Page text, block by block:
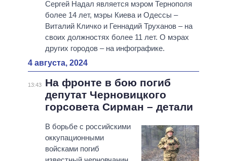
Сергей Надал является мэром Тернополя
более 14 лет, мэры Киева и Одессы –
Виталий Кличко и Геннадий Труханов – на
своих должностях более 11 лет. О мэрах
других городов – на инфографике.
4 августа, 2024
13:43
На фронте в бою погиб
депутат Черновицкого
горсовета Сирман – детали
В борьбе с российскими
оккупационными
войсками погиб